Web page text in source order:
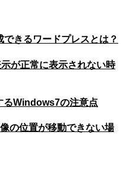
きるワードプレスとは？
が正常に表示されない時
るWindows7の注意点
の位置が移動できない場